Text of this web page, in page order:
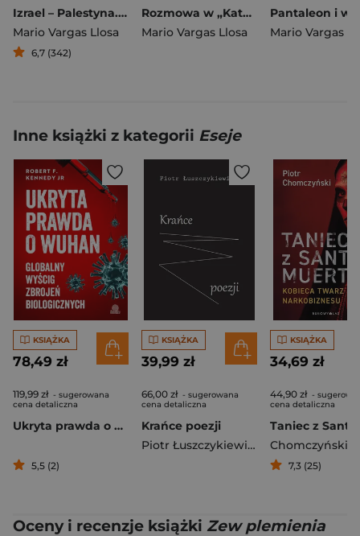
Izrael – Palestyna. Pokój czy święta wojna
Mario Vargas Llosa
6,7 (342)
Rozmowa w „Katedrze” [2025]
Mario Vargas Llosa
Mario Vargas
Inne książki z kategorii Eseje
KSIĄŻKA
78,49 zł
119,99 zł - sugerowana
cena detaliczna
Ukryta prawda o Wuhan. Globalny wyścig zbrojeń biologicznych
5,5 (2)
KSIĄŻKA
39,99 zł
66,00 zł - sugerowana
cena detaliczna
Krańce poezji
Piotr Łuszczykiewicz
KSIĄŻKA
34,69 zł
44,90 zł -
cena detaliczna
Chomczyński
7,3 (25)
Oceny i recenzje książki Zew plemienia